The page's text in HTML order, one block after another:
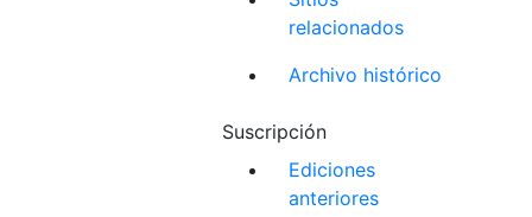
relacionados
Archivo histórico
Suscripción
Ediciones
anteriores